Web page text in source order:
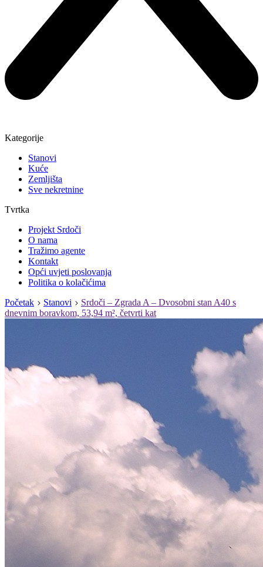
Kategorije
Stanovi
Kuće
Zemljišta
Sve nekretnine
Tvrtka
Projekt Srdoči
O nama
Tražimo agente
Kontakt
Opći uvjeti poslovanja
Politika o kolačićima
Početak
Stanovi
Srdoči – Zgrada A – Dvosobni stan A40 s
dnevnim boravkom, 53,94 m², četvrti kat